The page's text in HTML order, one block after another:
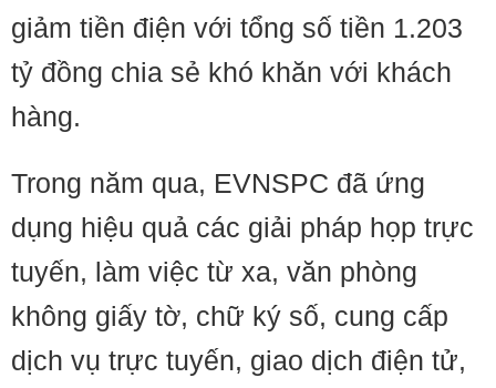
giảm tiền điện với tổng số tiền 1.203
tỷ đồng chia sẻ khó khăn với khách
hàng.
Trong năm qua, EVNSPC đã ứng
dụng hiệu quả các giải pháp họp trực
tuyến, làm việc từ xa, văn phòng
không giấy tờ, chữ ký số, cung cấp
dịch vụ trực tuyến, giao dịch điện tử,